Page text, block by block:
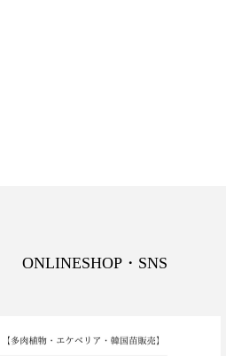
ONLINESHOP・SNS